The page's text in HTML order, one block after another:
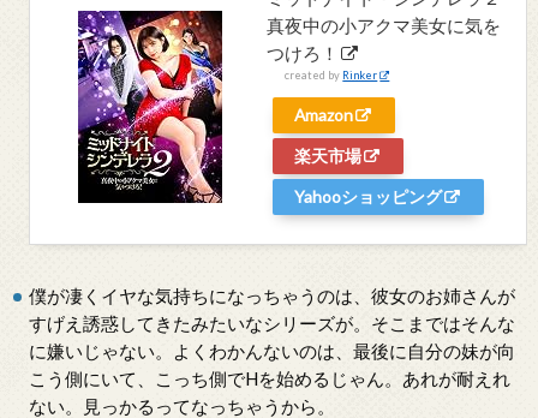
真夜中の小アクマ美女に気を
つけろ！
created by Rinker
Amazon
楽天市場
Yahooショッピング
僕が凄くイヤな気持ちになっちゃうのは、彼女のお姉さんが
すげえ誘惑してきたみたいなシリーズが。そこまではそんな
に嫌いじゃない。よくわかんないのは、最後に自分の妹が向
こう側にいて、こっち側でHを始めるじゃん。あれが耐えれ
ない。見っかるってなっちゃうから。